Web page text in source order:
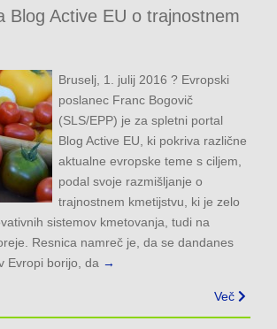
Blog Active EU o trajnostnem
Bruselj, 1. julij 2016 ? Evropski
poslanec Franc Bogovič
(SLS/EPP) je za spletni portal
Blog Active EU, ki pokriva različne
aktualne evropske teme s ciljem,
podal svoje razmišljanje o
trajnostnem kmetijstvu, ki je zelo
sistemov kmetovanja, tudi na
Resnica namreč je, da se dandanes
Evropi borijo, da →
Več